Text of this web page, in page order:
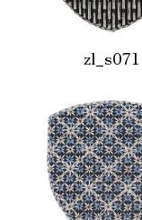
zl_s071